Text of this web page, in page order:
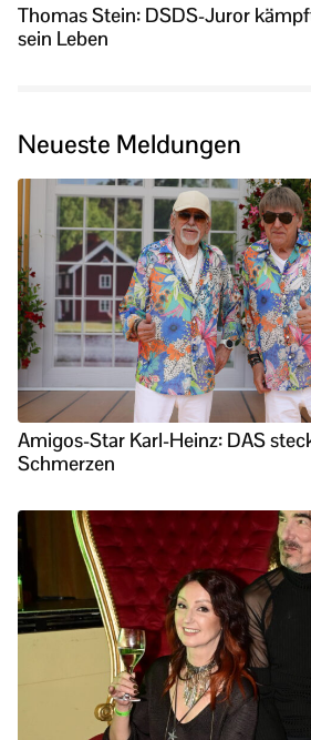
Thomas Stein: DSDS-Juror
sein Leben
Neueste Meldungen
Amigos-Star Karl-Heinz: DAS
Schmerzen